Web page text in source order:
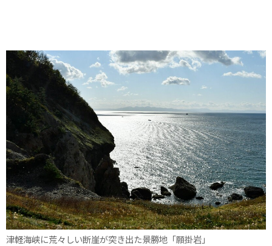
津軽海峡に荒々しい断崖が突き出た景勝地「願掛岩」